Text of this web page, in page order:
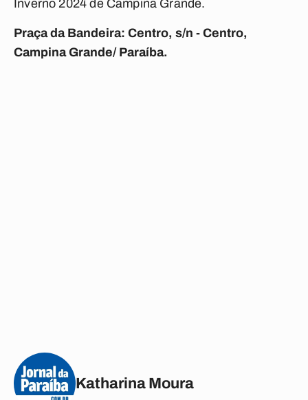
Inverno 2024 de Campina Grande.
Praça da Bandeira: Centro, s/n - Centro,
Campina Grande/ Paraíba.
Katharina Moura